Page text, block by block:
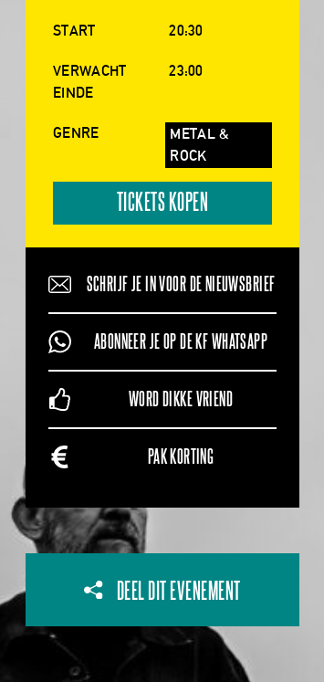
START 20:30
VERWACHT
EINDE
23:00
GENRE
METAL &
ROCK
TICKETS KOPEN
SCHRIJF JE IN VOOR DE NIEUWSBRIEF
ABONNEER JE OP DE KF WHATSAPP
WORD DIKKE VRIEND
PAK KORTING
DEEL DIT EVENEMENT